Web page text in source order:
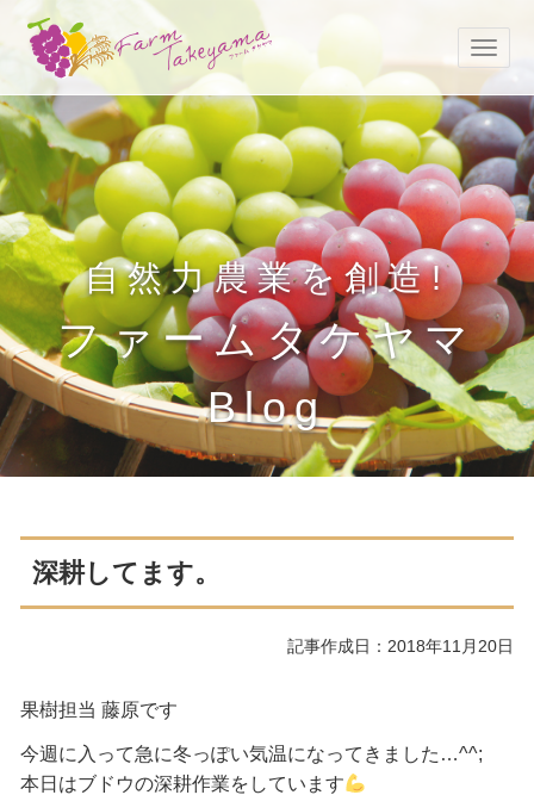
自然力農業を創造!
ファームタケヤマ
Blog
深耕してます。
記事作成日：2018年11月20日
果樹担当 藤原です
今週に入って急に冬っぽい気温になってきました…^^;
本日はブドウの深耕作業をしています